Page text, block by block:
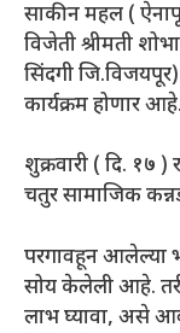
साकीन महल (
विजेती श्रीमती
सिंदगी
कार्यक्रम होणार आहे.
शुक्रवारी ( दि. १७
चतुर सामाजिक
परगावहून आलेल्या
सोय केलेली आहे.
लाभ घ्यावा, असे